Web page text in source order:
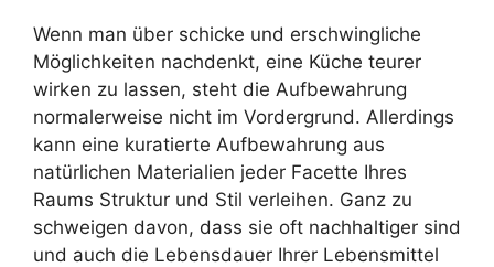
Wenn man über schicke und erschwingliche
Möglichkeiten nachdenkt, eine Küche teurer
wirken zu lassen, steht die Aufbewahrung
normalerweise nicht im Vordergrund. Allerdings
kann eine kuratierte Aufbewahrung aus
natürlichen Materialien jeder Facette Ihres
Raums Struktur und Stil verleihen. Ganz zu
schweigen davon, dass sie oft nachhaltiger sind
und auch die Lebensdauer Ihrer Lebensmittel